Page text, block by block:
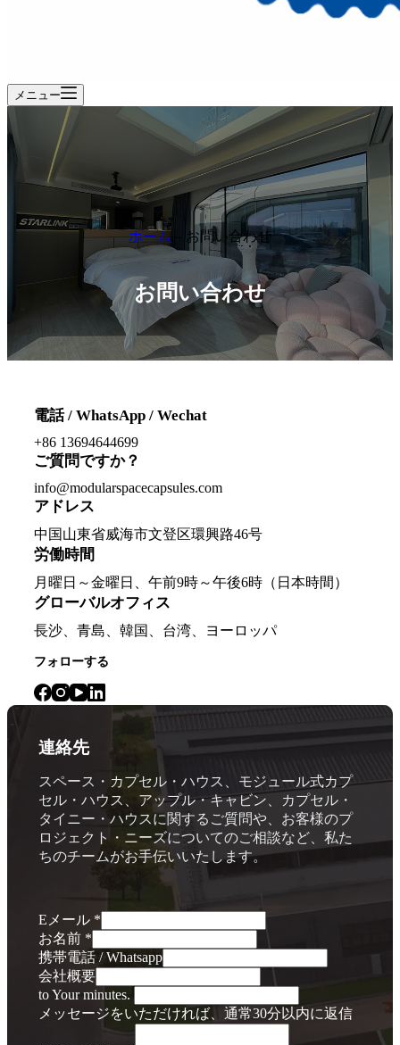
メニュー
ホーム お問い合わせ
お問い合わせ
電話 / WhatsApp / Wechat
+86 13694644699
ご質問ですか？
info@modularspacecapsules.com
アドレス
中国山東省威海市文登区環興路46号
労働時間
月曜日～金曜日、午前9時～午後6時（日本時間）
グローバルオフィス
長沙、青島、韓国、台湾、ヨーロッパ
フォローする
連絡先
スペース・カプセル・ハウス、モジュール式カプ
セル・ハウス、アップル・キャビン、カプセル・
タイニー・ハウスに関するご質問や、お客様のプ
ロジェクト・ニーズについてのご相談など、私た
ちのチームがお手伝いいたします。
Eメール *
お名前 *
携帯電話 / Whatsapp
会社概要
to Your minutes.
メッセージをいただければ、通常30分以内に返信